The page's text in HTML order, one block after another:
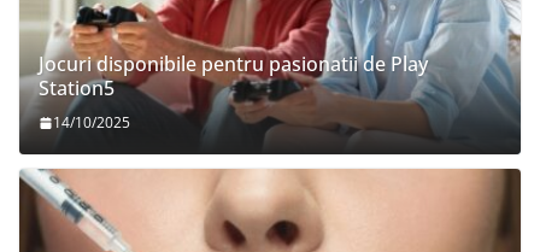
Jocuri disponibile pentru pasionatii de Play
Station5
14/10/2025